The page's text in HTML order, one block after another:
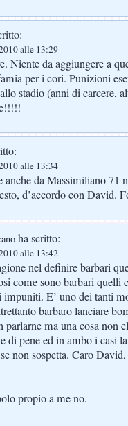
alle 13:29
Niente da aggiungere a
per i cori. Punizioni
stadio (anni di carcere,
alle 13:34
anche da Massimiliano 71
d’accordo con David.
ha scritto:
alle 13:42
nel definire barbari
come sono barbari quelli
impuniti. E’ uno dei tanti
barbaro lanciare
ma una cosa non
di pene ed in ambo i casi
non sospetta. Caro
propio a me no.